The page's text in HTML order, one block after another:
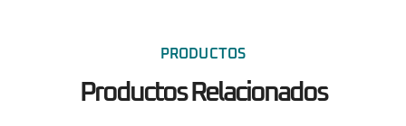
PRODUCTOS
Productos Relacionados